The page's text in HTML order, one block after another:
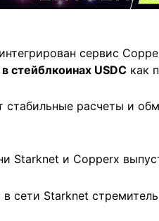
сервис
стейблкоинах USDCкак
стабильные расчеты и
Starknet и Copperx
сети Starknet